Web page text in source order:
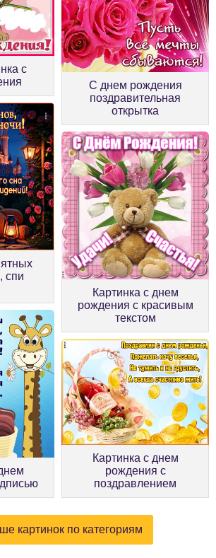
с
С днем рождения
поздравительная
открытка
спи
Картинка с днем
рождения с красивым
текстом
Картинка с днем
рождения с
поздравлением
картинок по категориям